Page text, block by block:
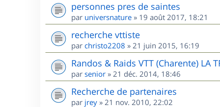
personnes pres de saintes
par universnature » 19 août 2017, 18:21
recherche vttiste
par christo2208 » 21 juin 2015, 16:19
Randos & Raids VTT (Charente) LA
par senior » 21 déc. 2014, 18:46
Recherche de partenaires
par jrey » 21 nov. 2010, 22:02